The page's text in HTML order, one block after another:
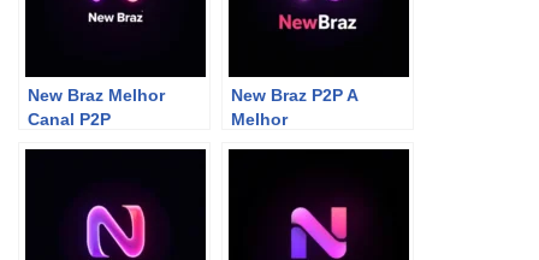
New Braz Melhor
Canal P2P
New Braz P2P A
Melhor